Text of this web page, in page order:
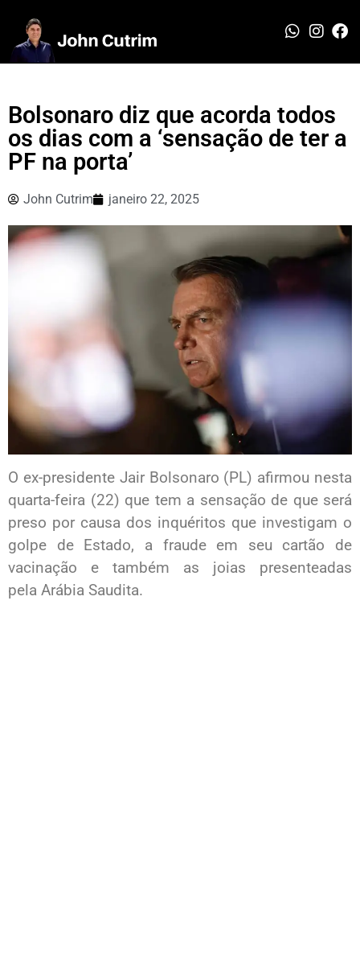
Bolsonaro diz que acorda todos
os dias com a ‘sensação de ter a
PF na porta’
John Cutrim janeiro 22, 2025
O ex-presidente Jair Bolsonaro (PL) afirmou nesta
quarta-feira (22) que tem a sensação de que será
preso por causa dos inquéritos que investigam o
golpe de Estado, a fraude em seu cartão de
vacinação e também as joias presenteadas
pela Arábia Saudita.